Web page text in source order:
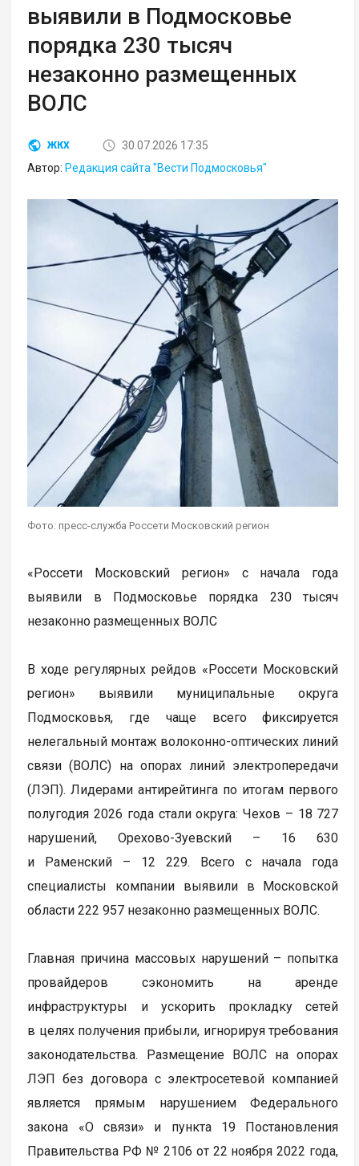
выявили в Подмосковье
порядка 230 тысяч
незаконно размещенных
ВОЛС
ЖКХ
30.07.2026 17:35
Автор: Редакция сайта "Вести Подмосковья"
Фото: пресс-служба Россети Московский регион
«Россети Московский регион» с начала года
выявили в Подмосковье порядка 230 тысяч
незаконно размещенных ВОЛС
В ходе регулярных рейдов «Россети Московский
регион» выявили муниципальные округа
Подмосковья, где чаще всего фиксируется
нелегальный монтаж волоконно-оптических линий
связи (ВОЛС) на опорах линий электропередачи
(ЛЭП). Лидерами антирейтинга по итогам первого
полугодия 2026 года стали округа: Чехов – 18 727
нарушений, Орехово-Зуевский – 16 630
и Раменский – 12 229. Всего с начала года
специалисты компании выявили в Московской
области 222 957 незаконно размещенных ВОЛС.
Главная причина массовых нарушений – попытка
провайдеров сэкономить на аренде
инфраструктуры и ускорить прокладку сетей
в целях получения прибыли, игнорируя требования
законодательства. Размещение ВОЛС на опорах
ЛЭП без договора с электросетевой компанией
является прямым нарушением Федерального
закона «О связи» и пункта 19 Постановления
Правительства РФ № 2106 от 22 ноября 2022 года,